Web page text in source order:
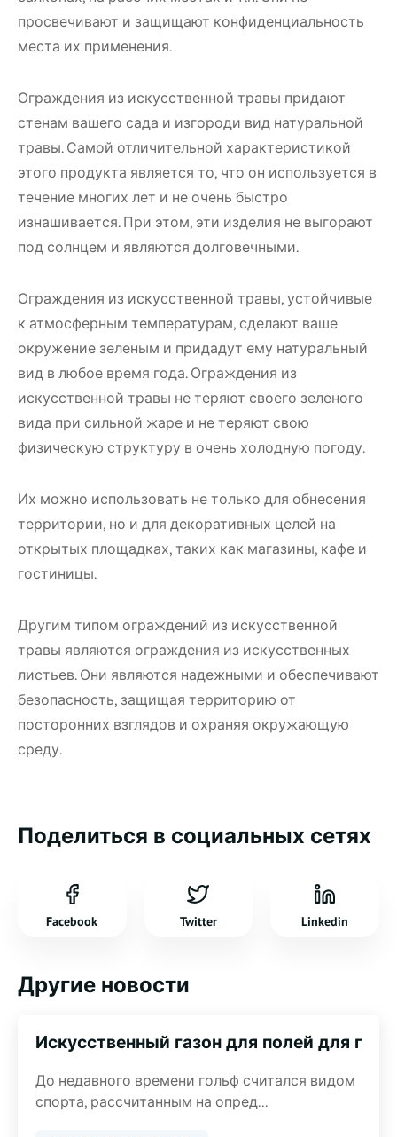
просвечивают и защищают конфиденциальность
места их применения.
Ограждения из искусственной травы придают
стенам вашего сада и изгороди вид натуральной
травы. Самой отличительной характеристикой
этого продукта является то, что он используется в
течение многих лет и не очень быстро
изнашивается. При этом, эти изделия не выгорают
под солнцем и являются долговечными.
Ограждения из искусственной травы, устойчивые
к атмосферным температурам, сделают ваше
окружение зеленым и придадут ему натуральный
вид в любое время года. Ограждения из
искусственной травы не теряют своего зеленого
вида при сильной жаре и не теряют свою
физическую структуру в очень холодную погоду.
Их можно использовать не только для обнесения
территории, но и для декоративных целей на
открытых площадках, таких как магазины, кафе и
гостиницы.
Другим типом ограждений из искусственной
травы являются ограждения из искусственных
листьев. Они являются надежными и обеспечивают
безопасность, защищая территорию от
посторонних взглядов и охраняя окружающую
среду.
Поделиться в социальных сетях
Facebook Twitter Linkedin
Другие новости
Искусственный газон для полей для
До недавного времени гольф считался видом
спорта, рассчитанным на опред...